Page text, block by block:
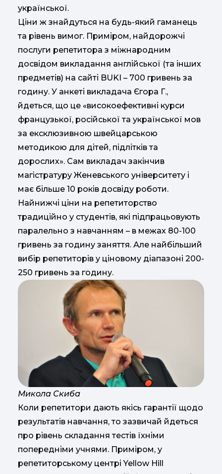
української.
Ціни ж знайдуться на будь-який гаманець
та рівень вимог. Приміром, найдорожчі
послуги репетитора з міжнародним
досвідом викладання англійської (та інших
предметів) на сайті BUKI – 700 гривень за
годину. У анкеті викладача Єгора Г.,
йдеться, що це «високоефективні курси
французької, російської та української мов
за ексклюзивною швейцарською
методикою для дітей, підлітків та
дорослих». Сам викладач закінчив
магістратуру Женевського університету і
має більше 10 років досвіду роботи.
Найнижчі ціни на репетиторство
традиційно у студентів, які підпрацьовують
паралельно з навчанням – в межах 80-100
гривень за годину заняття. Але найбільший
вибір репетиторів у ціновому діапазоні 200-
250 гривень за годину.
Микола Скиба
Коли репетитори дають якісь гарантії щодо
результатів навчання, то зазвичай йдеться
про рівень складання тестів їхніми
попередніми учнями. Приміром, у
репетиторському центрі Yellow Hill